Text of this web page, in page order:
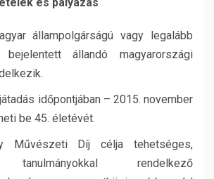
állampolgárságú vagy legalább
állandó magyarországi
időpontjában – 2015. november
be 45. életévét.
Művészeti Díj célja tehetséges,
tanulmányokkal rendelkező